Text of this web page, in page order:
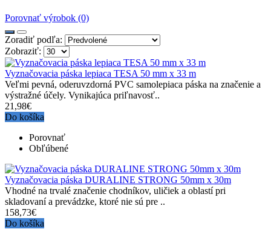
Porovnať výrobok (0)
Zoradiť podľa:
Zobraziť:
Vyznačovacia páska lepiaca TESA 50 mm x 33 m
Veľmi pevná, oderuvzdorná PVC samolepiaca páska na značenie a
výstražné účely. Vynikajúca priľnavosť..
21,98€
Do košíka
Porovnať
Obľúbené
Vyznačovacia páska DURALINE STRONG 50mm x 30m
Vhodné na trvalé značenie chodníkov, uličiek a oblastí pri
skladovaní a prevádzke, ktoré nie sú pre ..
158,73€
Do košíka